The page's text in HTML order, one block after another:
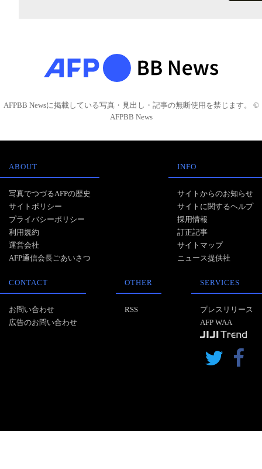
AFPBB Newsに掲載している写真・見出し・記事の無断使用を禁じます。 ©
AFPBB News
ABOUT
写真でつづるAFPの歴史
サイトポリシー
プライバシーポリシー
利用規約
運営会社
AFP通信会長ごあいさつ
INFO
サイトからのお知らせ
サイトに関するヘルプ
採用情報
訂正記事
サイトマップ
ニュース提供社
CONTACT
お問い合わせ
広告のお問い合わせ
OTHER
RSS
SERVICES
プレスリリース
AFP WAA